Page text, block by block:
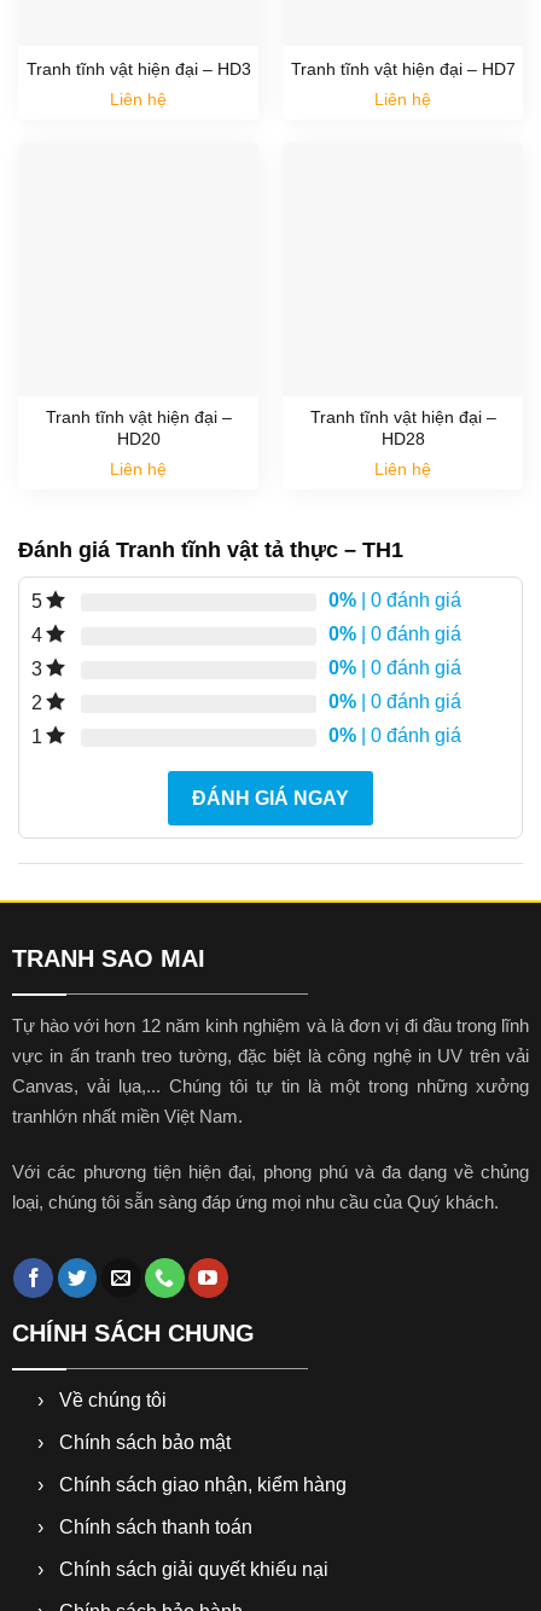
Tranh tĩnh vật hiện đại – HD3
Liên hệ
Tranh tĩnh vật hiện đại – HD7
Liên hệ
Tranh tĩnh vật hiện đại –
HD20
Liên hệ
Tranh tĩnh vật hiện đại –
HD28
Liên hệ
Đánh giá Tranh tĩnh vật tả thực – TH1
5 0% | 0 đánh giá
4
0% | 0 đánh giá
3
0% | 0 đánh giá
2
0% | 0 đánh giá
1
0% | 0 đánh giá
ĐÁNH GIÁ NGAY
TRANH SAO MAI
Tự hào với hơn 12 năm kinh nghiệm và là đơn vị đi đầu trong lĩnh
vực in ấn tranh treo tường, đặc biệt là công nghệ in UV trên vải
Canvas, vải lụa,... Chúng tôi tự tin là một trong những xưởng
tranhlớn nhất miền Việt Nam.
Với các phương tiện hiện đại, phong phú và đa dạng về chủng
loại, chúng tôi sẵn sàng đáp ứng mọi nhu cầu của Quý khách.
CHÍNH SÁCH CHUNG
Về chúng tôi
Chính sách bảo mật
Chính sách giao nhận, kiểm hàng
Chính sách thanh toán
Chính sách giải quyết khiếu nại